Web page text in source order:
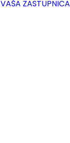
VAŠA ZASTUPNICA